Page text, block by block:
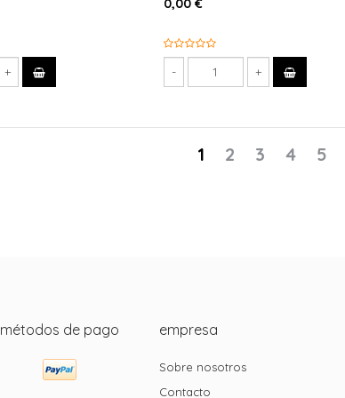
0,00 €
1 2 3 4 5
métodos de pago empresa
Sobre nosotros
Contacto